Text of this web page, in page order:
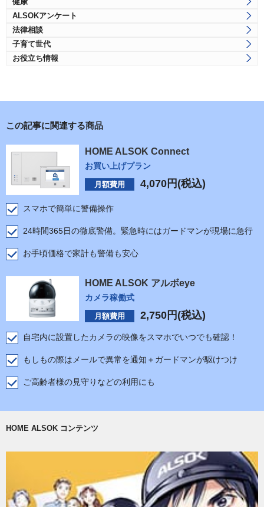
ALSOKアンケート
法律相談
子育て世代
お役立ち情報
この記事に関連する商品
HOME ALSOK Connect
お買い上げプラン
月額費用 4,070 円(税込)
スマホで簡単に警備操作
24時間365日の徹底警備。緊急時にはガードマンが現場に急行
お手頃価格で家計も警備も安心
HOME ALSOK アルボeye
カメラ稼働式
月額費用 2,750 円(税込)
自宅内に設置したカメラの映像をスマホでいつでも確認！
もしもの際はメールで異常を通知＋ガードマンが駆けつけ
ご高齢者様の見守りなどの利用にも
HOME ALSOK コンテンツ